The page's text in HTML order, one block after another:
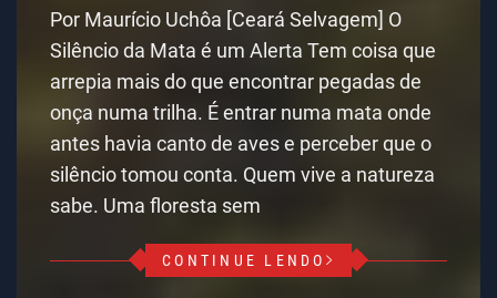
Por Maurício Uchôa [Ceará Selvagem] O
Silêncio da Mata é um Alerta Tem coisa que
arrepia mais do que encontrar pegadas de
onça numa trilha. É entrar numa mata onde
antes havia canto de aves e perceber que o
silêncio tomou conta. Quem vive a natureza
sabe. Uma floresta sem
CONTINUE LENDO